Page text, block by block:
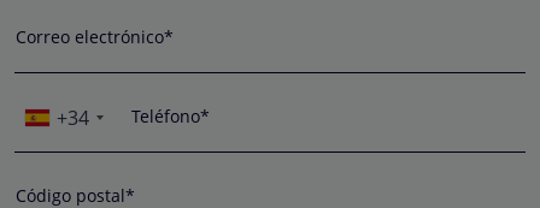
Correo electrónico*
+34 Teléfono*
Código postal*